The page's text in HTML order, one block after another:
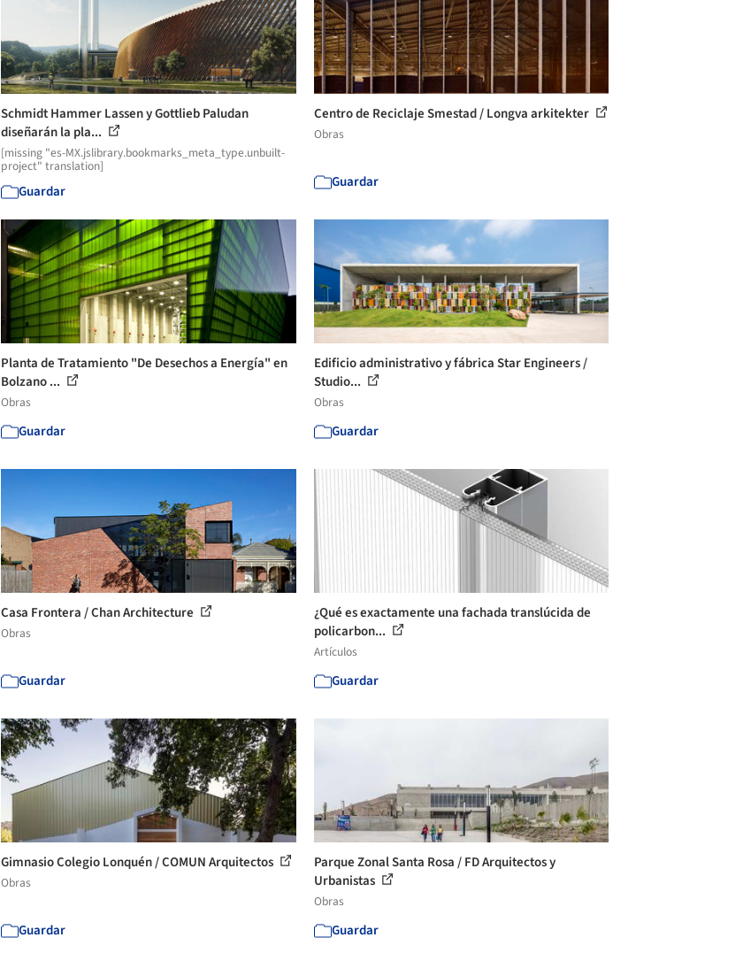
Schmidt Hammer Lassen y Gottlieb Paludan
diseñarán la pla...
[missing "es-MX.jslibrary.bookmarks_meta_type.unbuilt-
project" translation]
Guardar
Centro de Reciclaje Smestad / Longva arkitekter
Obras
Guardar
Planta de Tratamiento "De Desechos a Energía" en
Bolzano ...
Obras
Guardar
Edificio administrativo y fábrica Star Engineers /
Studio...
Obras
Guardar
Casa Frontera / Chan Architecture
Obras
Guardar
¿Qué es exactamente una fachada translúcida de
policarbon...
Artículos
Guardar
Gimnasio Colegio Lonquén / COMUN Arquitectos
Obras
Guardar
Parque Zonal Santa Rosa / FD Arquitectos y
Urbanistas
Obras
Guardar